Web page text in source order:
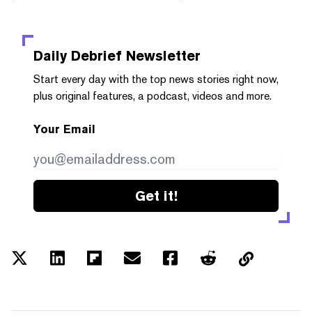
Daily Debrief Newsletter
Start every day with the top news stories right now,
plus original features, a podcast, videos and more.
Your Email
Get it!